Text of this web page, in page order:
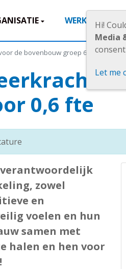
WERKEN BIJ
de bovenbouw groep 6/7/8 voor
0,6 fte
verantwoordelijk
zowel
en
voelen en hun
samen met
halen en hen voor
Hi!
Media
Let me